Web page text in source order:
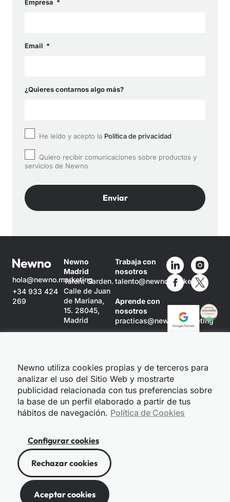
Empresa
Email
¿Quieres contarnos algo más?
He leído y acepto la Política de privacidad
Quiero recibir comunicaciones sobre productos y
servicios de Newno
Enviar
hola@newno.marketing
+34 933 424
269
Newno
Madrid
Talent Garden.
Calle de Juan
de Mariana,
15. 28045,
Madrid
Pere, 52
Planta 3
08010
Barcelona
Trabaja con
nosotros
talento@newno.marketing
Aprende con
nosotros
practicas@newno.marketing
© 2021 Newno.
Política de privacidad
Política de cookies
Los logotipos de terceros que aparecen en esta web son
propiedad de cada una de las empresas mencionadas.
Newno utiliza cookies propias y de terceros para
analizar el uso del Sitio Web y mostrarte
publicidad relacionada con tus preferencias sobre
la base de un perfil elaborado a partir de tus
hábitos de navegación. Política de Cookies
Configurar cookies
Rechazar cookies
Aceptar cookies